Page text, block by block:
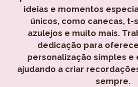
ideias e momentos
únicos, como canecas, t-
azulejos e muito mais.
dedicação para
personalização simples e
ajudando a criar
sempre.